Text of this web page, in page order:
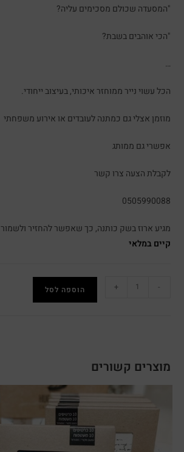
"המסעדה שכולם מסכימים עליה?
"הכי אוהבים בשבת?
…
הכל עשוי נייר ממוחזר איכותי, בעיצוב ייחודי.
מוזמן אצלי גם כמתנה לעובדים או אירוע משפחתי
אפשרי גם ממותג
לקבלת הצעה צרו קשר
0505990088
מגיע ארוז בשק כותנה, כך שאפשר להחזיר ולשמור
קיים במלאי
+ הוספה לסל
מוצרים קשורים